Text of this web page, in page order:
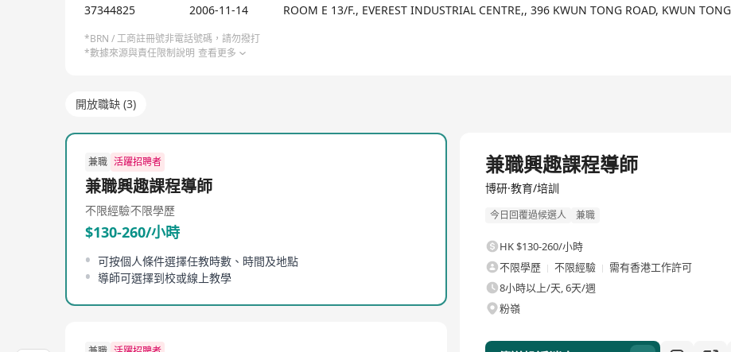
37344825 2006-11-14 ROOM E 13/F., EVEREST INDUSTRIAL CENTRE,, 396 KWUN TONG ROAD, KWUN
*BRN / 工商註冊號非電話號碼，請勿撥打
*數據來源與責任限制說明 查看更多
開放職缺 (3)
兼職 活躍招聘者
兼職興趣課程導師
不限經驗不限學歷
$130-260/小時
可按個人條件選擇任教時數、時間及地點
導師可選擇到校或線上教學
兼職興趣課程導師
博研·教育/培訓
今日回覆過候選人 兼職
HK $130-260/小時
不限學歷
不限經驗
需有香港工作許可
8小時以上/天, 6天/週
粉嶺